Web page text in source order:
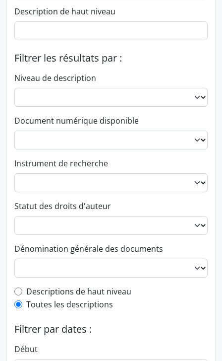
Description de haut niveau
Filtrer les résultats par :
Niveau de description
Document numérique disponible
Instrument de recherche
Statut des droits d'auteur
Dénomination générale des documents
Top-level description filter
Descriptions de haut niveau
Toutes les descriptions
Filtrer par dates :
Début